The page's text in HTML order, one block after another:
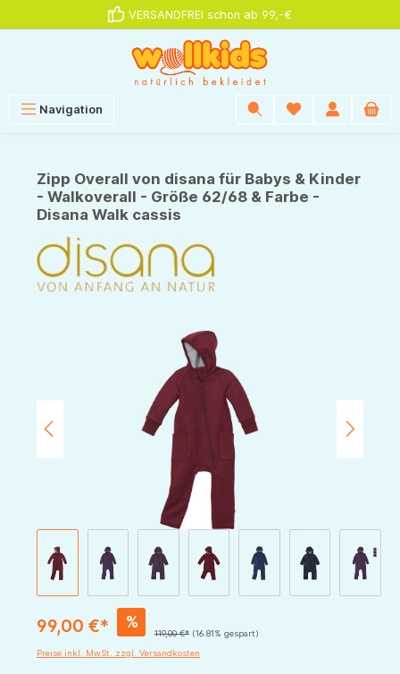
VERSANDFREI schon ab 99,-€
Navigation
Zipp Overall von disana für Babys & Kinder
- Walkoverall - Größe 62/68 & Farbe -
Disana Walk cassis
99,00 €* %
119,00 €* (16.81% gespart)
Preise inkl. MwSt. zzgl. Versandkosten